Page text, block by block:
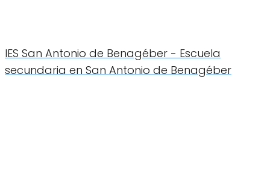
IES San Antonio de Benagéber - Escuela
secundaria en San Antonio de Benagéber